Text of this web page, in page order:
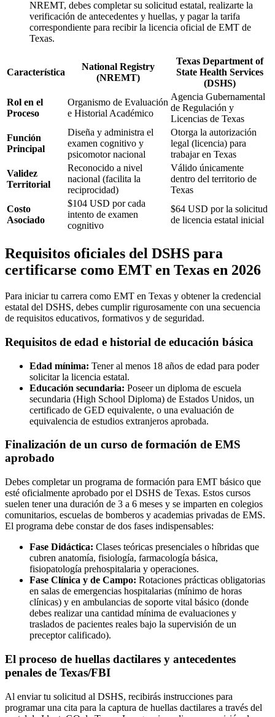
NREMT, debes completar su solicitud estatal, realizarte la
verificación de antecedentes y huellas, y pagar la tarifa
correspondiente para recibir la licencia oficial de EMT de
Texas.
Característica
National Registry
(NREMT)
Texas Department of
State Health Services
(DSHS)
Rol en el
Proceso
Organismo de Evaluación
e Historial Académico
Agencia Gubernamental
de Regulación y
Licencias de Texas
Función
Principal
Diseña y administra el
examen cognitivo y
psicomotor nacional
Otorga la autorización
legal (licencia) para
trabajar en Texas
Validez
Territorial
Reconocido a nivel
nacional (facilita la
reciprocidad)
Válido únicamente
dentro del territorio de
Texas
Costo
Asociado
$104 USD por cada
intento de examen
cognitivo
$64 USD por la solicitud
de licencia estatal inicial
Requisitos oficiales del DSHS para
certificarse como EMT en Texas en 2026
Para iniciar tu carrera como EMT en Texas y obtener la credencial
estatal del DSHS, debes cumplir rigurosamente con una secuencia
de requisitos educativos, formativos y de seguridad.
Requisitos de edad e historial de educación básica
Edad mínima: Tener al menos 18 años de edad para poder
solicitar la licencia estatal.
Educación secundaria: Poseer un diploma de escuela
secundaria (High School Diploma) de Estados Unidos, un
certificado de GED equivalente, o una evaluación de
equivalencia de estudios extranjeros aprobada.
Finalización de un curso de formación de EMS
aprobado
Debes completar un programa de formación para EMT básico que
esté oficialmente aprobado por el DSHS de Texas. Estos cursos
suelen tener una duración de 3 a 6 meses y se imparten en colegios
comunitarios, escuelas de bomberos y academias privadas de EMS.
El programa debe constar de dos fases indispensables:
Fase Didáctica: Clases teóricas presenciales o híbridas que
cubren anatomía, fisiología, farmacología básica,
fisiopatología prehospitalaria y operaciones.
Fase Clínica y de Campo: Rotaciones prácticas obligatorias
en salas de emergencias hospitalarias (mínimo de horas
clínicas) y en ambulancias de soporte vital básico (donde
debes realizar una cantidad mínima de evaluaciones y
traslados de pacientes reales bajo la supervisión de un
preceptor calificado).
El proceso de huellas dactilares y antecedentes
penales de Texas/FBI
Al enviar tu solicitud al DSHS, recibirás instrucciones para
programar una cita para la captura de huellas dactilares a través del